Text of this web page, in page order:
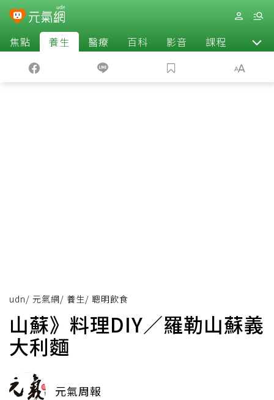
焦點 養生 醫療 百科 影音 課程 退休
udn/ 元氣網/ 養生/ 聰明飲食
山蘇》料理DIY／羅勒山蘇義
大利麵
元氣周報